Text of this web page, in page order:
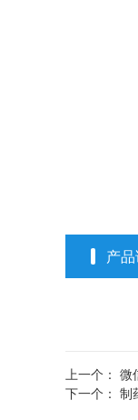
产
上一个： 微
下一个： 制